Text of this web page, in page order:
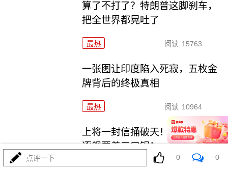
算了不打了？特朗普这脚刹车，
把全世界都晃吐了
最热 阅读 15763
一张图让印度陷入死寂，五枚金
牌背后的终极真相
最热 阅读 10964
上将一封信捅破天！美军五艘驱
逐舰要盖三口锅！
点评一下 0 0